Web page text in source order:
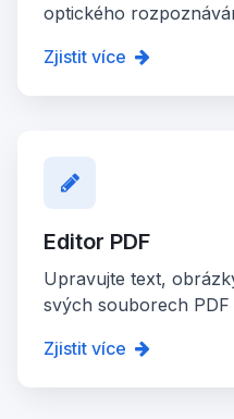
optického
Zjistit více
Editor PDF
Upravujte text,
svých souborech
Zjistit více